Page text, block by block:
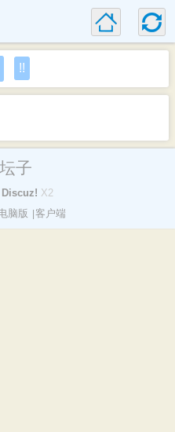
!!
子
Discuz! X2
脑版 客户端